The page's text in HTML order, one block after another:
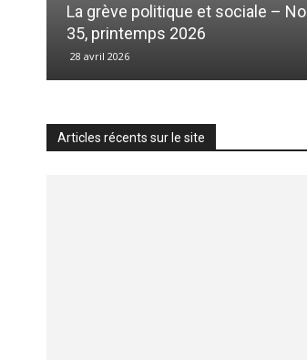
La grève politique et sociale – No
35, printemps 2026
28 avril 2026
Articles récents sur le site